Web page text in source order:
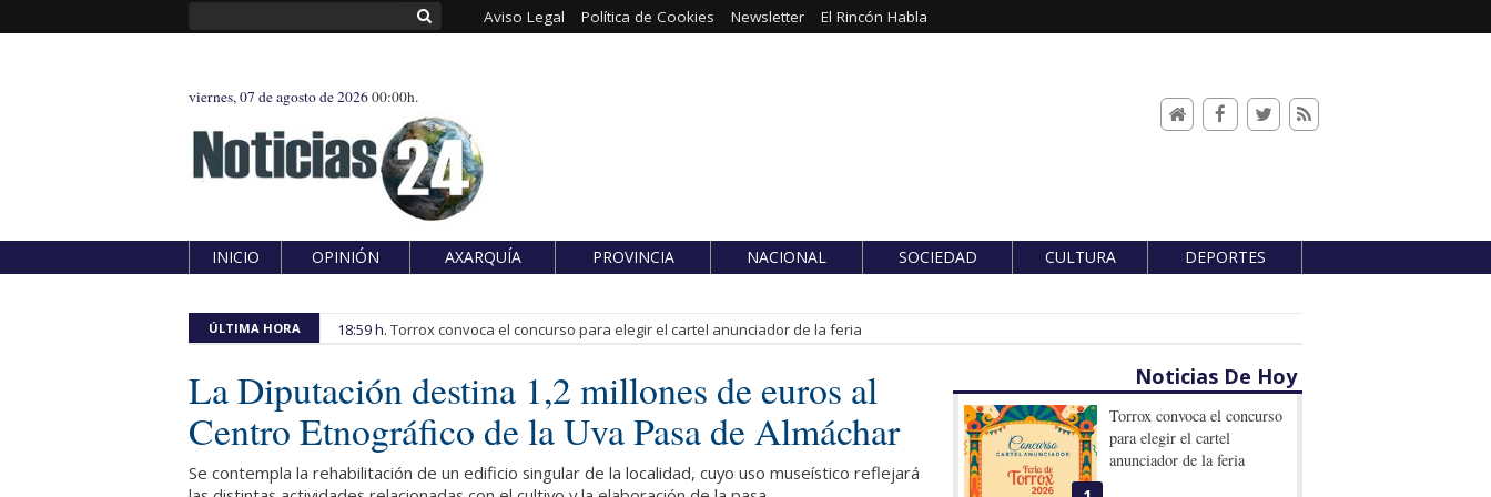
Aviso Legal Política de Cookies Newsletter El Rincón Habla
viernes, 07 de agosto de 202600:00h.
INICIO OPINIÓN AXARQUÍA PROVINCIA NACIONAL SOCIEDAD CULTURA DEPORTES
ÚLTIMA HORA 18:59 h. Torrox convoca el concurso para elegir el cartel anunciador de la feria
La Diputación destina 1,2 millones de euros al
Centro Etnográfico de la Uva Pasa de Almáchar
Se contempla la rehabilitación de un edificio singular de la localidad, cuyo uso museístico reflejará
Noticias De Hoy
Torrox convoca el concurso
para elegir el cartel
anunciador de la feria